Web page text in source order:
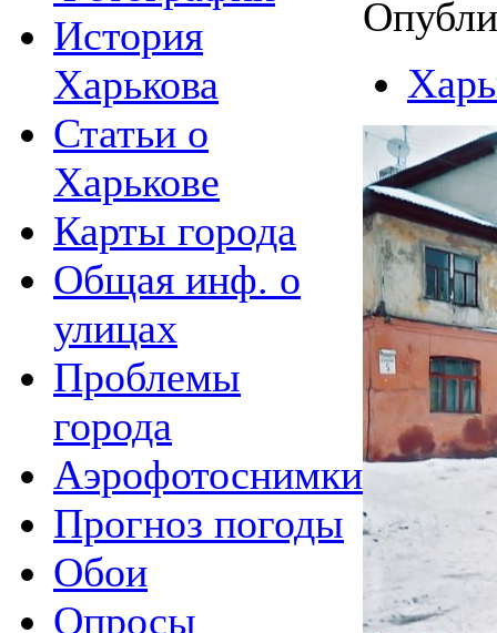
История
Харькова
Статьи о
Харькове
Карты города
Общая инф. о
улицах
Проблемы
города
Аэрофотоснимки
Прогноз погоды
Обои
Опросы